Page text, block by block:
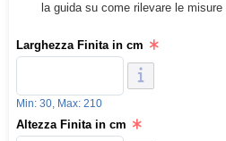
la guida su come rilevare le
Larghezza Finita in cm
Min: 30, Max: 210
Altezza Finita in cm